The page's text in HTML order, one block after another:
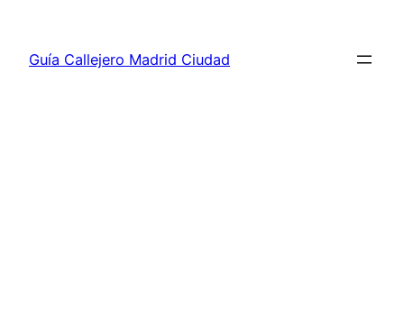
contenido
Guía Callejero Madrid Ciudad